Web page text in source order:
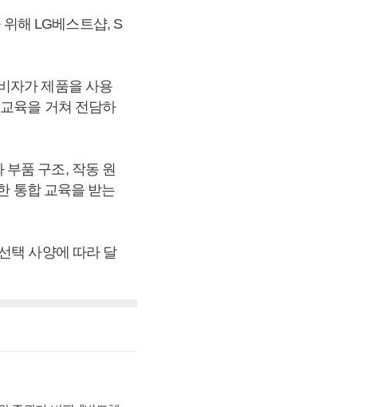
해 LG베스트샵, S
자가 제품을 사용
육을 거쳐 전담하
부품 구조, 작동 원
통합 교육을 받는
택 사양에 따라 달